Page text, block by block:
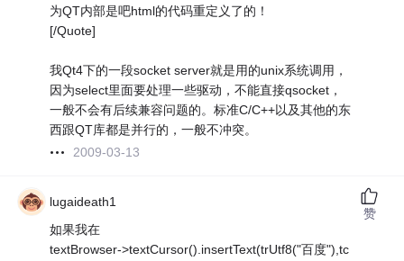
为QT内部是吧html的代码重定义了的！
[/Quote]
我Qt4下的一段socket server就是用的unix系统调用，
因为select里面要处理一些驱动，不能直接qsocket，
一般不会有后续兼容问题的。标准C/C++以及其他的东
西跟QT库都是并行的，一般不冲突。
2009-03-13
lugaideath1
如果我在
textBrowser->textCursor().insertText(trUtf8("百度"),tc
赞